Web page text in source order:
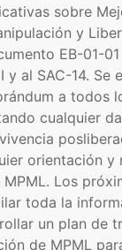
sobre
y
EB-01-
y al SAC-14. Se
a todos
cualquier
orientación y
MPML. Los
toda la
un plan de
de MPML